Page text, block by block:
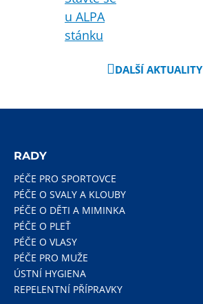
DALŠÍ AKTUALITY
RADY
PÉČE PRO SPORTOVCE
PÉČE O SVALY A KLOUBY
PÉČE O DĚTI A MIMINKA
PÉČE O PLEŤ
PÉČE O VLASY
PÉČE PRO MUŽE
ÚSTNÍ HYGIENA
REPELENTNÍ PŘÍPRAVKY